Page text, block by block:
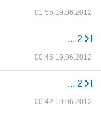
01:55 19.06.2012
... 2
00:46 19.06.2012
... 2
00:42 19.06.2012